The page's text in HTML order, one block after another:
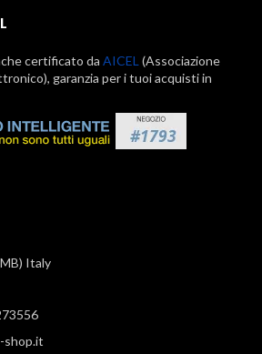
certificato da AICEL (Associazione
garanzia per i tuoi acquisti in
Italy
shop.it